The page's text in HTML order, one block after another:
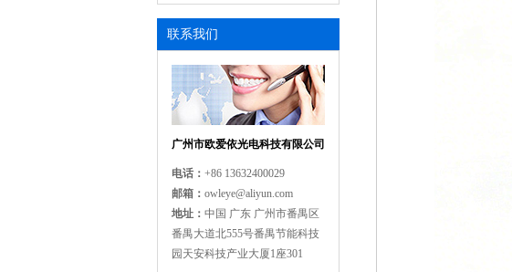
联系我们
广州市欧爱依光电科技有限公司
电话： +86 13632400029
邮箱： owleye@aliyun.com
地址 ： 中国 广东 广州市番禺区
番禺大道北555号番禺节能科技
园天安科技产业大厦1座301